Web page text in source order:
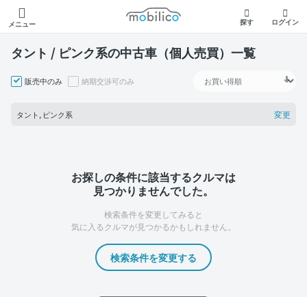
メニュー
モビリコ
探す ログイン
タント / ピンク系の中古車（個人売買）一覧
販売中のみ 納期交渉可のみ
タント, ピンク系 変更
お探しの条件に該当するクルマは
見つかりませんでした。
検索条件を変更してみると
気に入るクルマが見つかるかもしれません。
検索条件を変更する